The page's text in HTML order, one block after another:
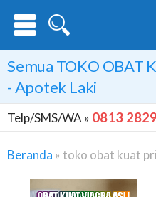
Semua TOKO OBAT
- Apotek Laki
Telp/SMS/WA » 0813
Beranda »toko obat kuat
Toko